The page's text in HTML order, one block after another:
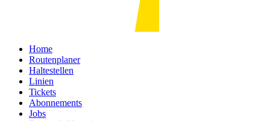
Home
Routenplaner
Haltestellen
Linien
Tickets
Abonnements
Jobs